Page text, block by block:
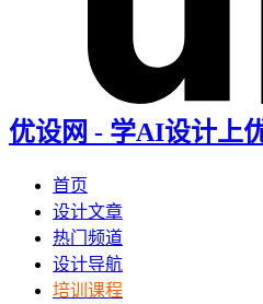
优设网 - 学AI设计上
首页
设计文章
热门频道
设计导航
培训课程